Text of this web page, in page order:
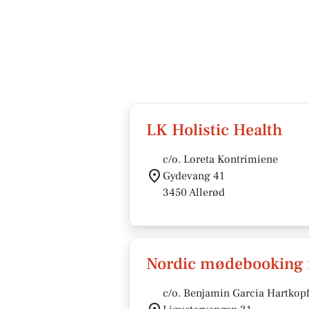
LK Holistic Health
c/o. Loreta Kontrimiene
Gydevang 41
3450 Allerød
Nordic mødebooking
c/o. Benjamin Garcia Hartkopf